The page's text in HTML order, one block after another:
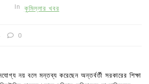
In কুমিল্লার খবর
0
নয় বলে মন্তব্য করেছেন অন্তর্বর্তী সরকারের শিক্ষা